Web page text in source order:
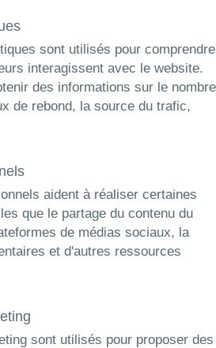
sont utilisés pour comprendre
interagissent avec le website.
des informations sur le nombre
de rebond, la source du trafic,
aident à réaliser certaines
que le partage du contenu du
de médias sociaux, la
et d'autres ressources
sont utilisés pour proposer des